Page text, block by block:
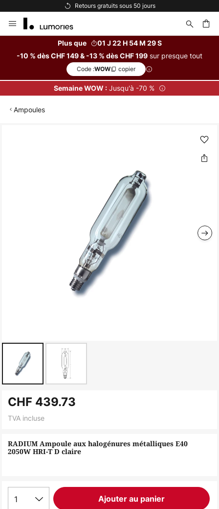
Retours gratuits sous 50 jours
Allez
au
Plus que
01 J 22 H 54 M 28 S
-10 % dès CHF 149 & -13 % dès CHF 199 sur presque tout
Code :WOW copier
Semaine WOW :Jusqu'à -70 %
Ampoules
to
the
of
the
RADIUM Ampoule aux halogénures métalliques E40
2050W HRI-T D claire
CHF 439.73
TVA incluse
1 Ajouter au panier